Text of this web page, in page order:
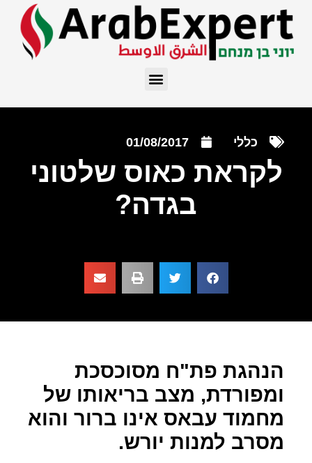
כללי 01/08/2017
לקראת כאוס שלטוני
בגדה?
הנהגת פת"ח מסוכסכת
ומפורדת, מצב בריאותו של
מחמוד עבאס אינו ברור והוא
מסרב למנות יורש.